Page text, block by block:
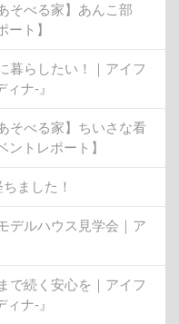
そべる家】あんこ部
ト】
暮らしたい！｜アイフ
ナ-』
そべる家】ちいさな看
トレポート】
ました！
デルハウス見学会｜ア
で続く安心を｜アイフ
ナ-』